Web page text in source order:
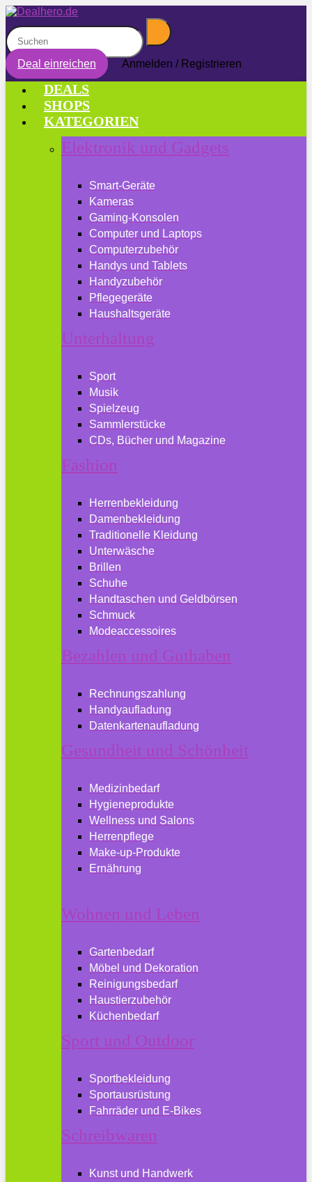
Deal einreichen Anmelden / Registrieren
DEALS
SHOPS
KATEGORIEN
Elektronik und Gadgets
Smart-Geräte
Kameras
Gaming-Konsolen
Computer und Laptops
Computerzubehör
Handys und Tablets
Handyzubehör
Pflegegeräte
Haushaltsgeräte
Unterhaltung
Sport
Musik
Spielzeug
Sammlerstücke
CDs, Bücher und Magazine
Fashion
Herrenbekleidung
Damenbekleidung
Traditionelle Kleidung
Unterwäsche
Brillen
Schuhe
Handtaschen und Geldbörsen
Schmuck
Modeaccessoires
Bezahlen und Guthaben
Rechnungszahlung
Handyaufladung
Datenkartenaufladung
Gesundheit und Schönheit
Medizinbedarf
Hygieneprodukte
Wellness und Salons
Herrenpflege
Make-up-Produkte
Ernährung
Wohnen und Leben
Gartenbedarf
Möbel und Dekoration
Reinigungsbedarf
Haustierzubehör
Küchenbedarf
Sport und Outdoor
Sportbekleidung
Sportausrüstung
Fahrräder und E-Bikes
Schreibwaren
Kunst und Handwerk